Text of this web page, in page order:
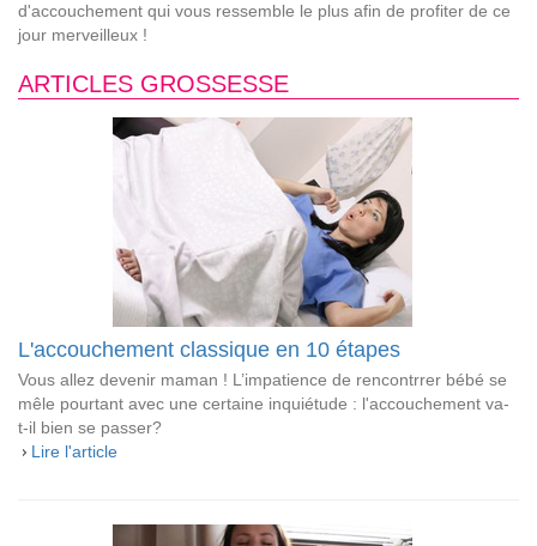
d'accouchement qui vous ressemble le plus afin de profiter de ce
jour merveilleux !
ARTICLES GROSSESSE
L'accouchement classique en 10 étapes
Vous allez devenir maman ! L’impatience de rencontrrer bébé se
mêle pourtant avec une certaine inquiétude : l'accouchement va-
t-il bien se passer?
Lire l'article